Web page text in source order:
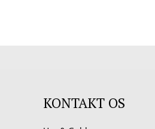
KONTAKT OS